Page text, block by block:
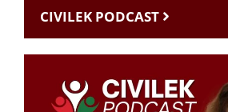
CIVILEK PODCAST